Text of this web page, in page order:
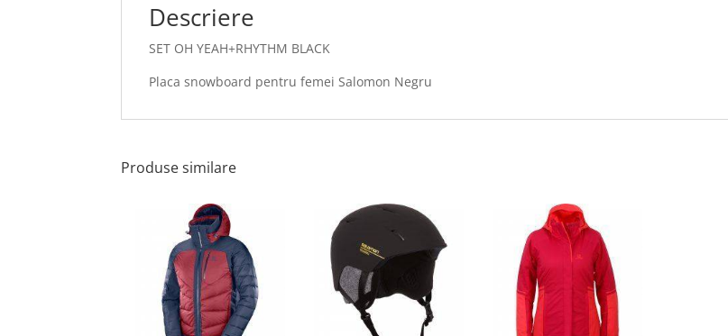
Descriere
SET OH YEAH+RHYTHM BLACK
Placa snowboard pentru femei Salomon Negru
Produse similare